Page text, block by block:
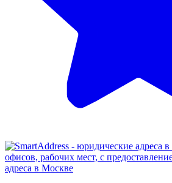
офисов, рабочих мест, с
адреса в Москве